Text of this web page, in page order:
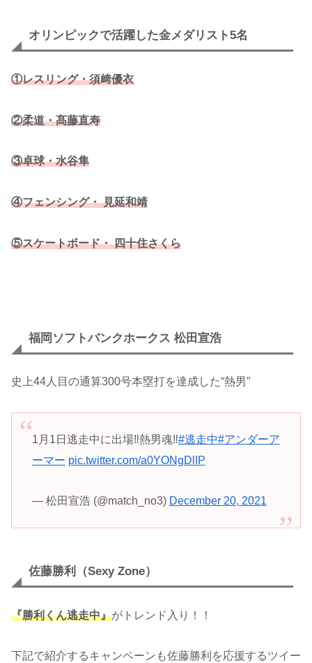
オリンピックで活躍した金メダリスト5名
①レスリング・須﨑優衣
②柔道・髙藤直寿
③卓球・水谷隼
④フェンシング・ 見延和靖
⑤スケートボード・ 四十住さくら
福岡ソフトバンクホークス 松田宣浩
史上44人目の通算300号本塁打を達成した“熱男”
1月1日逃走中に出場‼️熱男魂‼️#逃走中#アンダーア
ーマー pic.twitter.com/a0YONgDlIP
— 松田宣浩 (@match_no3) December 20, 2021
佐藤勝利 （Sexy Zone）
『勝利くん逃走中』がトレンド入り！！
下記で紹介するキャンペーンも佐藤勝利を応援するツイー